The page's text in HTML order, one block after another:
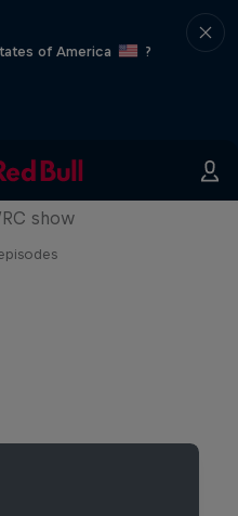
of America
?
show